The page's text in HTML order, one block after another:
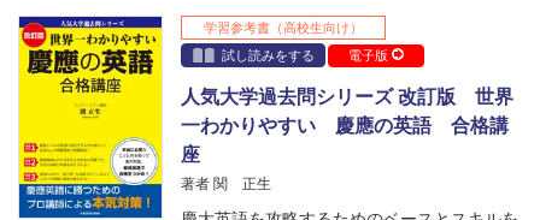
学習参考書（高校生向け）
試し読みをする
電子版
人気大学過去問シリーズ 改訂版 世界
一わかりやすい 慶應の英語 合格講
座
著者 関 正生